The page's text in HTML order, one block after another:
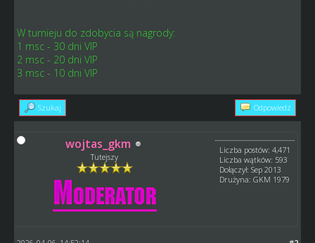
W turnieju do zdobycia są nagrody:
1 msc - 30 dni VIP
2 msc - 20 dni VIP
3 msc - 10 dni VIP
Szukaj Odpowiedz
wojtas_gkm
Tutejszy
Liczba postów: 4,471
Liczba wątków: 593
Dołączył: Sep 2013
Drużyna: GKM 1979